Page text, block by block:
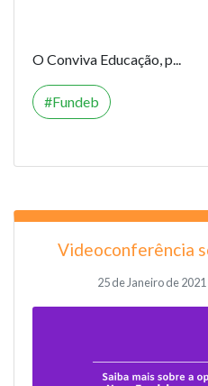
OConviva Educação , p...
Fundeb
Videoconferência
25 de Janeiro de